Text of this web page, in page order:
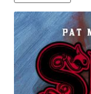
Il mio account